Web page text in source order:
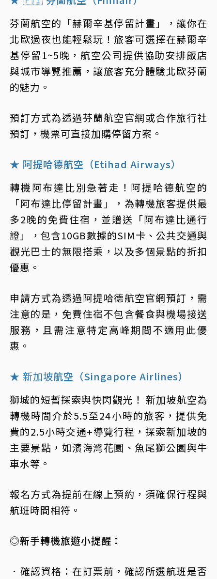
芬蘭航空的「赫爾辛基停留計畫」，讓你在
北歐過夜也能輕鬆玩！旅客可選擇在赫爾辛
基停留1~5晚，航空公司提供協助安排飯店
與城市導覽推薦，讓旅客充分體驗北歐芬蘭
的魅力。
預訂方式為透過芬蘭航空官網或合作旅行社
預訂，機票可直接加購停留方案。
★ 阿提哈德航空（Etihad Airways）
轉機阿布達比別急著走！阿提哈德航空的
「阿布達比停留計畫」，為轉機旅客提供最
多2晚的免費住宿，並贈送「阿布達比通行
證」，包含10GB數據的SIM卡、公共交通與
觀光巴士的無限搭乘，以及多個景點的折扣
優惠。
申請方式為透過阿提哈德航空官網預訂，需
注意的是，免費住宿不包含餐食與機場接送
服務，且需注意特定高峰期間不適用此優
惠。
★ 新加坡航空（Singapore Airlines）
獅城的短暫探索與快閃觀光！ 新加坡航空為
轉機時間介於5.5至24小時的旅客，提供免
費的2.5小時交通+導覽行程，探索新加坡的
主要景點，如濱海灣花園、魚尾獅公園與牛
車水等。
報名方式為提前在線上預約，須確保行程與
航班時間相符。
◎新手轉機旅遊小提醒：
．確認資格：在訂票前，確認所選航班是否